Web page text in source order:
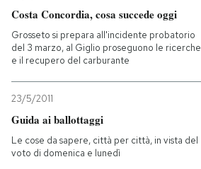
Costa Concordia, cosa succede oggi
Grosseto si prepara all'incidente probatorio
del 3 marzo, al Giglio proseguono le ricerche
e il recupero del carburante
23/5/2011
Guida ai ballottaggi
Le cose da sapere, città per città, in vista del
voto di domenica e lunedì